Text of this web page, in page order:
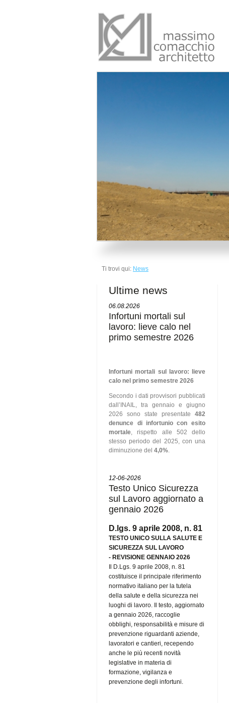
Ti trovi qui: News
Ultime news
06.08.2026
Infortuni mortali sul
lavoro: lieve calo nel
primo semestre 2026
Infortuni mortali sul lavoro: lieve
calo nel primo semestre 2026
Secondo i dati provvisori pubblicati
dall’INAIL, tra gennaio e giugno
2026 sono state presentate 482
denunce di infortunio con esito
mortale, rispetto alle 502 dello
stesso periodo del 2025, con una
diminuzione del4,0%.
12-06-2026
Testo Unico Sicurezza
sul Lavoro aggiornato a
gennaio 2026
D.lgs. 9 aprile 2008, n. 81
TESTO UNICO SULLA SALUTE E
SICUREZZA SUL LAVORO
-REVISIONE GENNAIO 2026
Il D.Lgs. 9 aprile 2008, n. 81
costituisce il principale riferimento
normativo italiano per la tutela
della salute e della sicurezza nei
luoghi di lavoro. Il testo, aggiornato
a gennaio 2026, raccoglie
obblighi, responsabilità e misure di
prevenzione riguardanti aziende,
lavoratori e cantieri, recependo
anche le più recenti novità
legislative in materia di
formazione, vigilanza e
prevenzione degli infortuni.